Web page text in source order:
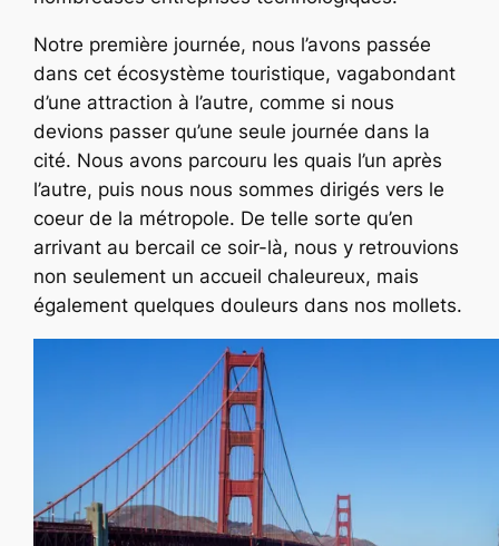
Notre première journée, nous l’avons passée
dans cet écosystème touristique, vagabondant
d’une attraction à l’autre, comme si nous
devions passer qu’une seule journée dans la
cité. Nous avons parcouru les quais l’un après
l’autre, puis nous nous sommes dirigés vers le
coeur de la métropole. De telle sorte qu’en
arrivant au bercail ce soir-là, nous y retrouvions
non seulement un accueil chaleureux, mais
également quelques douleurs dans nos mollets.